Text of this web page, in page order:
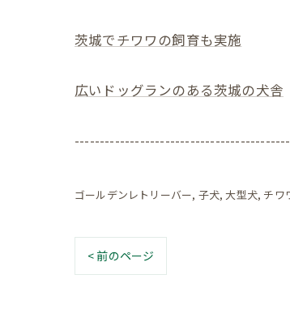
茨城でチワワの飼育も実施
広いドッグランのある茨城の犬舎
ゴールデンレトリーバー 子犬 大型犬 チワ
< 前のページ